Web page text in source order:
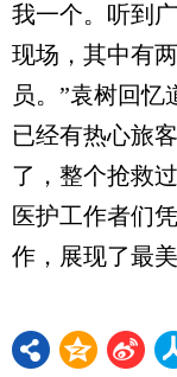
我一个。听到
现场，其中有
员。”袁树回忆
已经有热心旅
了，整个抢救
医护工作者们
作，展现了最